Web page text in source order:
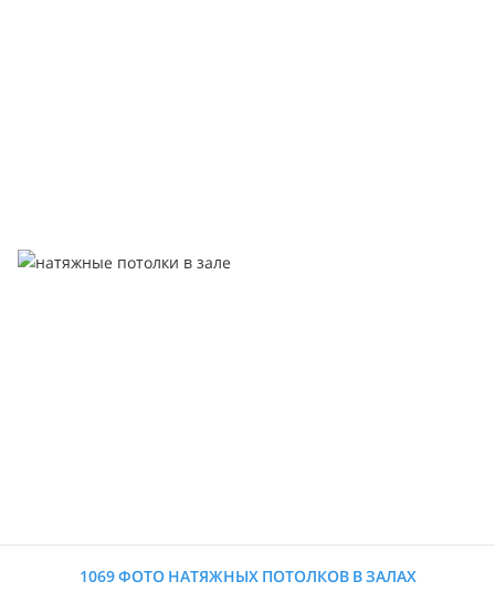
1069 ФОТО НАТЯЖНЫХ ПОТОЛКОВ В ЗАЛАХ